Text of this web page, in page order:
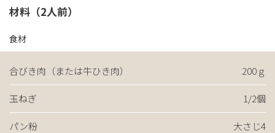
材料（2人前）
食材
合びき肉（または牛ひき肉） 200ｇ
玉ねぎ 1/2個
パン粉 大さじ4